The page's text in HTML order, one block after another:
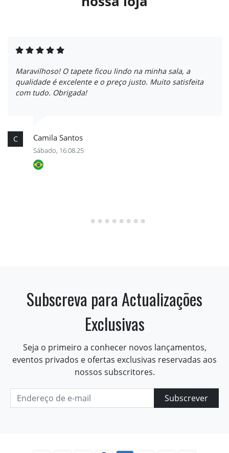
Maravilhoso! O tapete ficou lindo na minha sala, a
qualidade é excelente e o preço justo. Muito satisfeita
com tudo. Obrigada!
C Camila Santos
Sábado, 16.08.25
Subscreva para Actualizações
Exclusivas
Seja o primeiro a conhecer novos lançamentos,
eventos privados e ofertas exclusivas reservadas aos
nossos subscritores.
Subscrever